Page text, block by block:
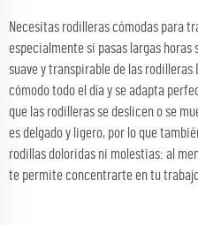
Necesitas rodilleras cómodas para
especialmente si pasas largas horas
suave y transpirable de las rodilleras
cómodo todo el día y se adapta
que las rodilleras se deslicen o se
es delgado y ligero, por lo que
rodillas doloridas ni molestias: al
te permite concentrarte en tu